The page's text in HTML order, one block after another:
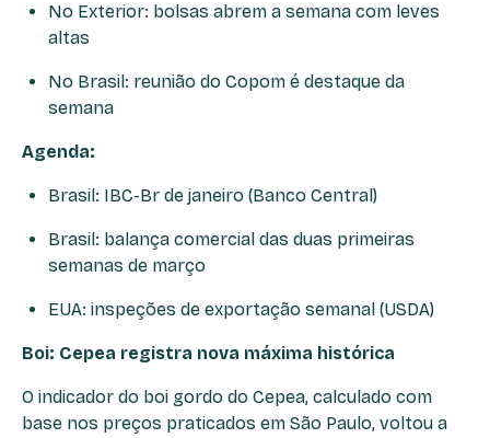
No Exterior: bolsas abrem a semana com leves
altas
No Brasil: reunião do Copom é destaque da
semana
Agenda:
Brasil: IBC-Br de janeiro (Banco Central)
Brasil: balança comercial das duas primeiras
semanas de março
EUA: inspeções de exportação semanal (USDA)
Boi: Cepea registra nova máxima histórica
O indicador do boi gordo do Cepea, calculado com
base nos preços praticados em São Paulo, voltou a